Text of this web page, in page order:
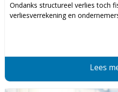
Ondanks structureel verlies toch
verliesverrekening en
Lees